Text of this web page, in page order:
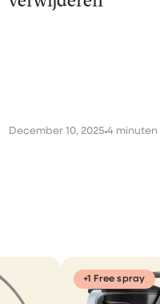
December 10, 2025 4 minuten
+1 Free spray